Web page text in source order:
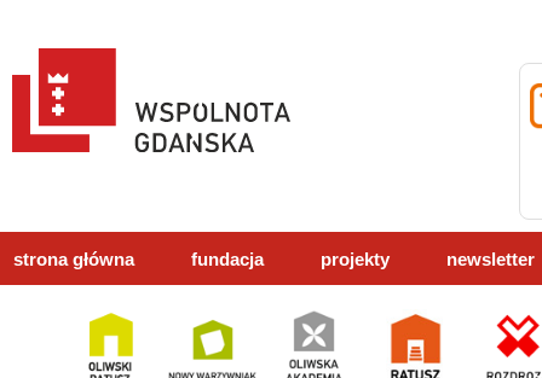
strona główna fundacja projekty newsletter